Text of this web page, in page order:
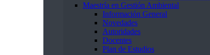
Maestría en Gestión Ambiental
Información General
Novedades
Autoridades
Docentes
Plan de Estudios